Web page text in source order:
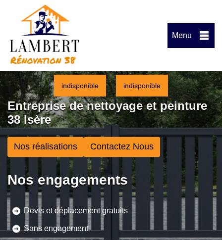
Menu
indisponible indisponible
Entreprise de nettoyage et peinture
38 Isère
Nos réalisations Contactez Nous
Nos engagements
Devis et déplacement gratuits
Sans engagement